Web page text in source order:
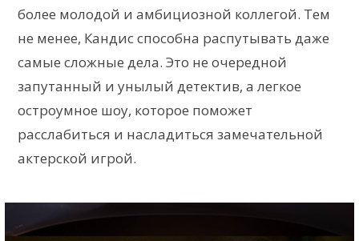
более молодой и амбициозной коллегой. Тем
не менее, Кандис способна распутывать даже
самые сложные дела. Это не очередной
запутанный и унылый детектив, а легкое
остроумное шоу, которое поможет
расслабиться и насладиться замечательной
актерской игрой.